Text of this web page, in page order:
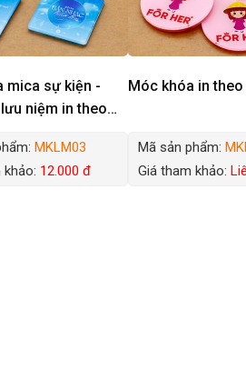
mica sự kiện -
niệm in theo
MKLM03
khảo: 12.000 đ
Móc khóa in theo
Mã sản phẩm:
Giá tham khảo: